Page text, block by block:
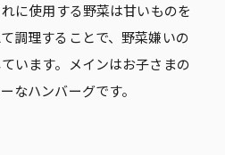
に使用する野菜は甘いものを
調理することで、野菜嫌いの
います。メインはお子さまの
なハンバーグです。